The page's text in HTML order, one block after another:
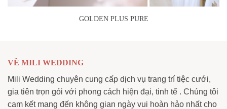
GOLDEN PLUS PURE
VỀ MILI WEDDING
Mili Wedding chuyên cung cấp dịch vụ trang trí tiệc cưới,
gia tiên trọn gói với phong cách hiện đại, tinh tế . Chúng tôi
cam kết mang đến không gian ngày vui hoàn hảo nhất cho